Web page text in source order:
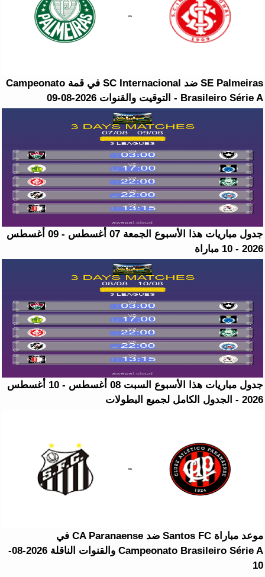
SE Palmeiras ضد SC Internacional في قمة Campeonato
Brasileiro Série A - التوقيت والقنوات 2026-08-09
جدول مباريات هذا الأسبوع الجمعة 07 أغسطس - 09 أغسطس
2026 - 10 مباراة
جدول مباريات هذا الأسبوع السبت 08 أغسطس - 10 أغسطس
2026 - الجدول الكامل لجميع البطولات
موعد مباراة Santos FC ضد CA Paranaense في
Campeonato Brasileiro Série A والقنوات الناقلة 2026-08-
10